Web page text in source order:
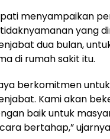
menyampaikan
yang
dua bulan,
di rumah sakit itu.
berkomitmen
Kami akan
baik untuk
bertahap,”